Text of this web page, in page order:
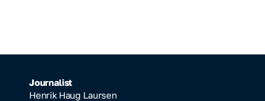
Journalist
Henrik Haug Laursen